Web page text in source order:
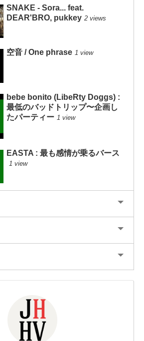
SNAKE - Sora... feat.
DEAR'BRO, pukkey 2 views
空音 / One phrase 1 view
bebe bonito (LibeRty Doggs) :
最低のバッドトリップ〜企画し
たパーティー 1 view
EASTA : 最も感情が乗るバース
1 view